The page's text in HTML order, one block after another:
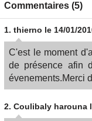
Commentaires (5)
1. thierno le 14/01/
C'est le moment
de présence afin
évenements.Merci
2. Coulibaly harouna